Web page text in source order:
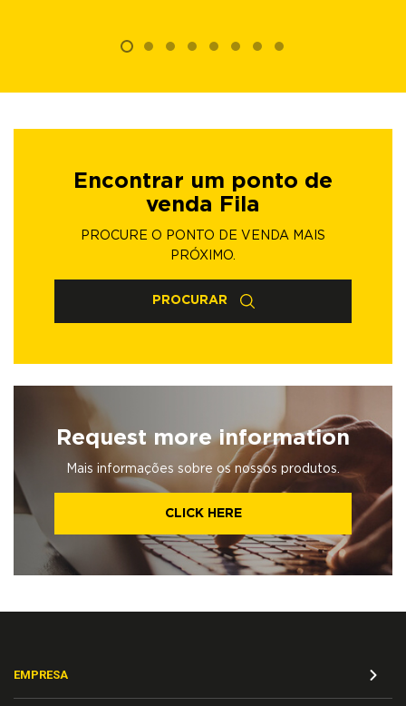
Encontrar um ponto de
venda Fila
PROCURE O PONTO DE VENDA MAIS
PRÓXIMO.
PROCURAR
Request more information
Mais informações sobre os nossos produtos.
CLICK HERE
EMPRESA